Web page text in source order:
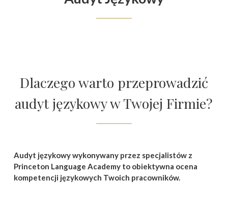
Dlaczego warto przeprowadzić
audyt językowy w Twojej Firmie?
Audyt językowy wykonywany przez specjalistów z
Princeton Language Academy to obiektywna ocena
kompetencji językowych Twoich pracowników.